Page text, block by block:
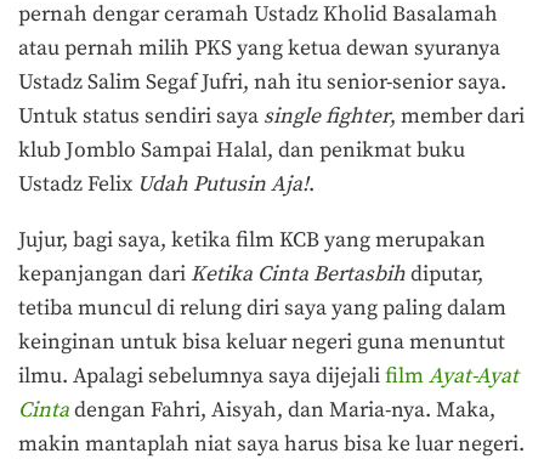
pernah dengar ceramah Ustadz Kholid Basalamah
atau pernah milih PKS yang ketua dewan syuranya
Ustadz Salim Segaf Jufri, nah itu senior-senior saya.
Untuk status sendiri saya single fighter, member dari
klub Jomblo Sampai Halal, dan penikmat buku
Ustadz Felix Udah Putusin Aja!.
Jujur, bagi saya, ketika film KCB yang merupakan
kepanjangan dari Ketika Cinta Bertasbihdiputar,
tetiba muncul di relung diri saya yang paling dalam
keinginan untuk bisa keluar negeri guna menuntut
ilmu. Apalagi sebelumnya saya dijejalifilmAyat-Ayat
Cintadengan Fahri, Aisyah, dan Maria-nya. Maka,
makin mantaplah niat saya harus bisa ke luar negeri.